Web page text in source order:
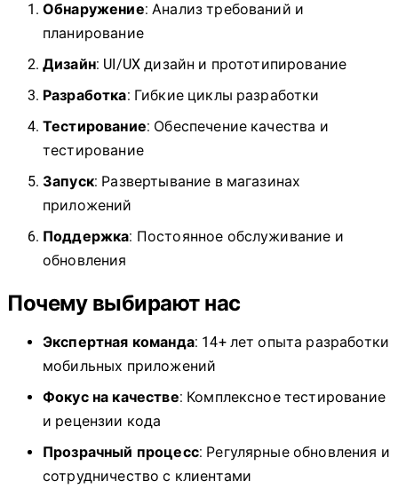
Обнаружение: Анализ требований и
планирование
Дизайн: UI/UX дизайн и прототипирование
Разработка: Гибкие циклы разработки
Тестирование: Обеспечение качества и
тестирование
Запуск: Развертывание в магазинах
приложений
Поддержка: Постоянное обслуживание и
обновления
Почему выбирают нас
Экспертная команда: 14+ лет опыта разработки
мобильных приложений
Фокус на качестве: Комплексное тестирование
и рецензии кода
Прозрачный процесс: Регулярные обновления и
сотрудничество с клиентами